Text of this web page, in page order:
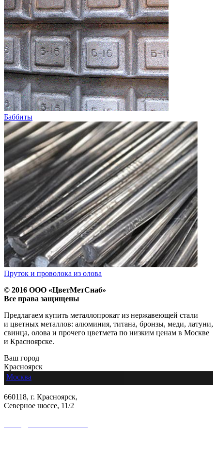
Баббиты
Пруток и проволока из олова
© 2016 ООО «ЦветМетСнаб»
Все права защищены
Предлагаем купить металлопрокат из нержавеющей стали
и цветных металлов: алюминия, титана, бронзы, меди, латуни,
свинца, олова и прочего цветмета по низким ценам в Москве
и Красноярске.
Ваш город
Красноярск
Москва
660118, г. Красноярск,
Северное шоссе, 11/2